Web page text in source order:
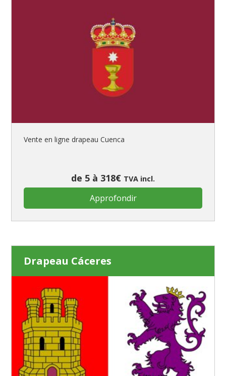
Vente en ligne drapeau Cuenca
de 5 à 318€ TVA incl.
Approfondir
Drapeau Cáceres